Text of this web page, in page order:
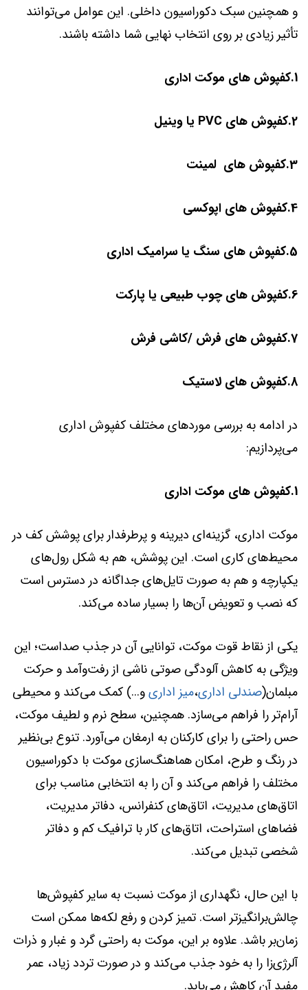
و همچنین سبک دکوراسیون داخلی. این عوامل می‌توانند
تأثیر زیادی بر روی انتخاب نهایی شما داشته باشند.
1.کفپوش های موکت اداری
2.کفپوش های PVC یا وینیل
3.کفپوش های لمینت
4.کفپوش های اپوکسی
5.کفپوش های سنگ یا سرامیک اداری
6.کفپوش های چوب طبیعی یا پارکت
7.کفپوش های فرش /کاشی فرش
8.کفپوش های لاستیک
در ادامه به بررسی موردهای مختلف کفپوش اداری
می‌پردازیم:
1.کفپوش های موکت اداری
موکت اداری، گزینه‌ای دیرینه و پرطرفدار برای پوشش کف در
محیط‌های کاری است. این پوشش، هم به شکل رول‌های
یکپارچه و هم به صورت تایل‌های جداگانه در دسترس است
که نصب و تعویض آن‌ها را بسیار ساده می‌کند.
یکی از نقاط قوت موکت، توانایی آن در جذب صداست؛ این
ویژگی به کاهش آلودگی صوتی ناشی از رفت‌وآمد و حرکت
مبلمان(صندلی اداری،میز اداریو...) کمک می‌کند و محیطی
آرام‌تر را فراهم می‌سازد. همچنین، سطح نرم و لطیف موکت،
حس راحتی را برای کارکنان به ارمغان می‌آورد. تنوع بی‌نظیر
در رنگ و طرح، امکان هماهنگ‌سازی موکت با دکوراسیون
مختلف را فراهم می‌کند و آن را به انتخابی مناسب برای
اتاق‌های مدیریت، اتاق‌های کنفرانس، دفاتر مدیریت،
فضاهای استراحت، اتاق‌های کار با ترافیک کم و دفاتر
شخصی تبدیل می‌کند.
با این حال، نگهداری از موکت نسبت به سایر کفپوش‌ها
چالش‌برانگیزتر است. تمیز کردن و رفع لکه‌ها ممکن است
زمان‌بر باشد. علاوه بر این، موکت به راحتی گرد و غبار و ذرات
آلرژی‌زا را به خود جذب می‌کند و در صورت تردد زیاد، عمر
مفید آن کاهش می‌یابد.